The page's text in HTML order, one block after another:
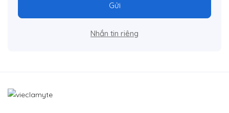
Gửi
Nhắn tin riêng